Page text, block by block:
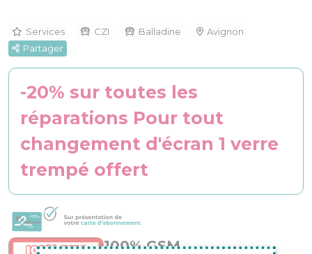
Services CZI Balladine
Avignon
Partager
-20% sur toutes les
réparations Pour tout
changement d'écran 1 verre
trempé offert
100% GSM